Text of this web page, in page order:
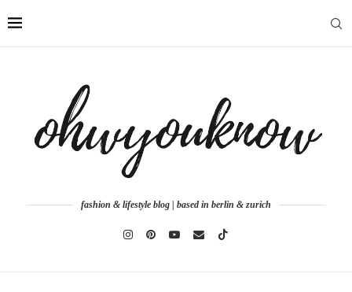
fashion & lifestyle blog | based in berlin & zurich